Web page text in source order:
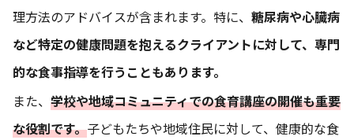
理方法のアドバイスが含まれます。特に、 糖尿病や心臓病
など特定の健康問題を抱えるクライアントに対して、専門
的な食事指導を行うこともあります。
また、 学校や地域コミュニティでの食育講座の開催も重要
な役割です。子どもたちや地域住民に対して、健康的な食